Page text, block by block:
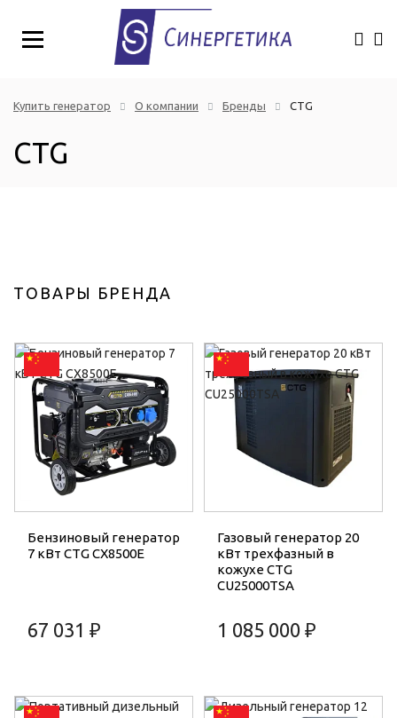
Купить генератор О компании Бренды CTG
CTG
ТОВАРЫ БРЕНДА
Бензиновый генератор
7 кВт CTG CX8500E
67 031 ₽
Газовый генератор 20
кВт трехфазный в
кожухе CTG
CU25000TSA
1 085 000 ₽